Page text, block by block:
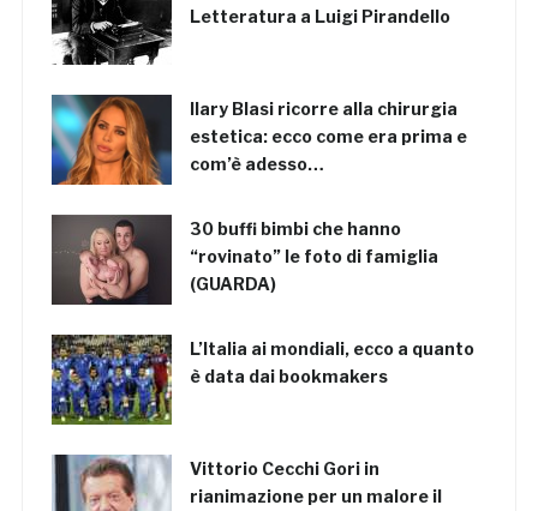
Letteratura a Luigi Pirandello
Ilary Blasi ricorre alla chirurgia
estetica: ecco come era prima e
com’è adesso…
30 buffi bimbi che hanno
“rovinato” le foto di famiglia
(GUARDA)
L’Italia ai mondiali, ecco a quanto
è data dai bookmakers
Vittorio Cecchi Gori in
rianimazione per un malore il